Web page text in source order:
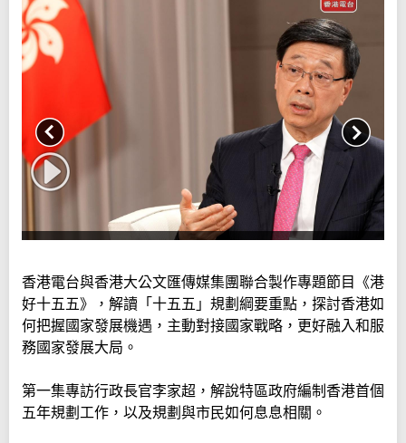
香港電台與香港大公文匯傳媒集團聯合製作專題節目《港
好十五五》，解讀「十五五」規劃綱要重點，探討香港如
何把握國家發展機遇，主動對接國家戰略，更好融入和服
務國家發展大局。
第一集專訪行政長官李家超，解說特區政府編制香港首個
五年規劃工作，以及規劃與市民如何息息相關。